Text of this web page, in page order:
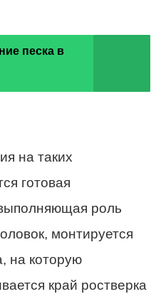
песка в
на таких
готовая
роль
монтируется
на которую
край ростверка